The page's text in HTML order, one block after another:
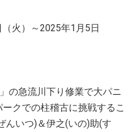
火）～2025年1月5日
の急流川下り修業で大パニ
クでの柱稽古に挑戦するこ
んいつ)＆伊之(いの)助(す